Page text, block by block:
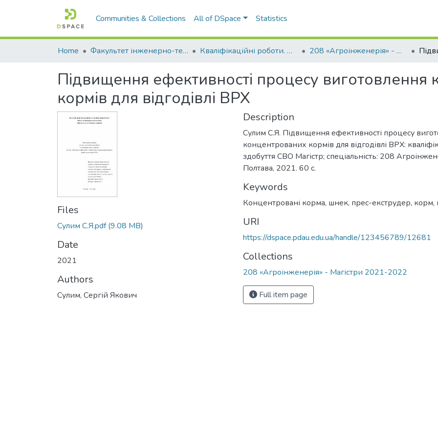
Communities & Collections All of DSpace Statistics
Home Факультет інженерно-технологічний Кваліфікаційні роботи. Факультет інженерно-технологічний 208 «Агроінженерія» - Магістри 2021-2022
Підвищення ефективності процесу виготовлення
кормів для відгодівлі ВРХ
Files
Сулим С.Я.pdf(9.08 MB)
Date
2021
Authors
Сулим, Сергій Якович
Description
Сулим С.Я. Підвищення ефективності процесу
концентрованих кормів для відгодівлі ВРХ:
здобуття СВО Магістр; спеціальність: 208
Полтава, 2021. 60 с.
Keywords
Концентровані корма, шнек, прес-екструдер, корм,
URI
https://dspace.pdau.edu.ua/handle/123456789/12681
Collections
208 «Агроінженерія» - Магістри 2021-2022
Full item page